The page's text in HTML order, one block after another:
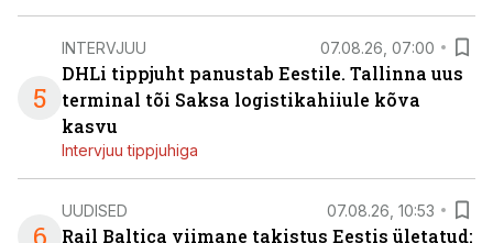
5
INTERVJUU 07.08.26, 07:00
DHLi tippjuht panustab Eestile. Tallinna uus
terminal tõi Saksa logistikahiiule kõva
kasvu
Intervjuu tippjuhiga
UUDISED 07.08.26, 10:53
Rail Baltica viimane takistus Eestis ületatud: